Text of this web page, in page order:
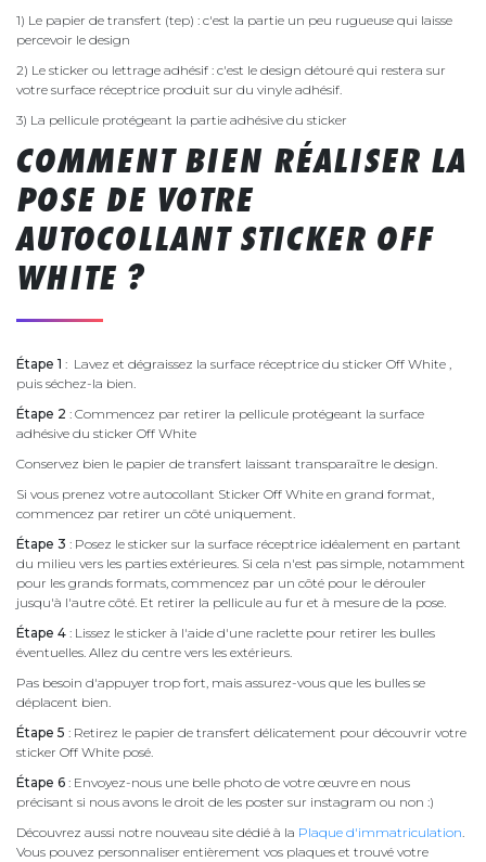
1) Le papier de transfert (tep) : c'est la partie un peu rugueuse qui laisse
percevoir le design
2) Le sticker ou lettrage adhésif : c'est le design détouré qui restera sur
votre surface réceptrice produit sur du vinyle adhésif.
3) La pellicule protégeant la partie adhésive du sticker
COMMENT BIEN RÉALISER LA
POSE DE VOTRE
AUTOCOLLANT STICKER OFF
WHITE ?
Étape 1 : Lavez et dégraissez la surface réceptrice du sticker Off White ,
puis séchez-la bien.
Étape 2 : Commencez par retirer la pellicule protégeant la surface
adhésive du sticker Off White
Conservez bien le papier de transfert laissant transparaître le design.
Si vous prenez votre autocollant Sticker Off White en grand format,
commencez par retirer un côté uniquement.
Étape 3 : Posez le sticker sur la surface réceptrice idéalement en partant
du milieu vers les parties extérieures. Si cela n'est pas simple, notamment
pour les grands formats, commencez par un côté pour le dérouler
jusqu'à l'autre côté. Et retirer la pellicule au fur et à mesure de la pose.
Étape 4 : Lissez le sticker à l'aide d'une raclette pour retirer les bulles
éventuelles. Allez du centre vers les extérieurs.
Pas besoin d'appuyer trop fort, mais assurez-vous que les bulles se
déplacent bien.
Étape 5 : Retirez le papier de transfert délicatement pour découvrir votre
sticker Off White posé.
Étape 6 : Envoyez-nous une belle photo de votre œuvre en nous
précisant si nous avons le droit de les poster sur instagram ou non :)
Découvrez aussi notre nouveau site dédié à la Plaque d'immatriculation.
Vous pouvez personnaliser entièrement vos plaques et trouvé votre